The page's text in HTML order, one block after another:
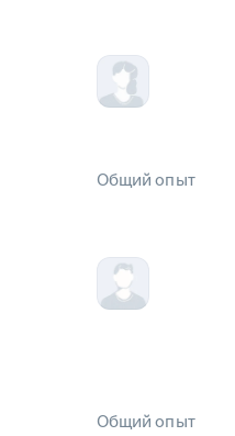
Общий опыт
Общий опыт